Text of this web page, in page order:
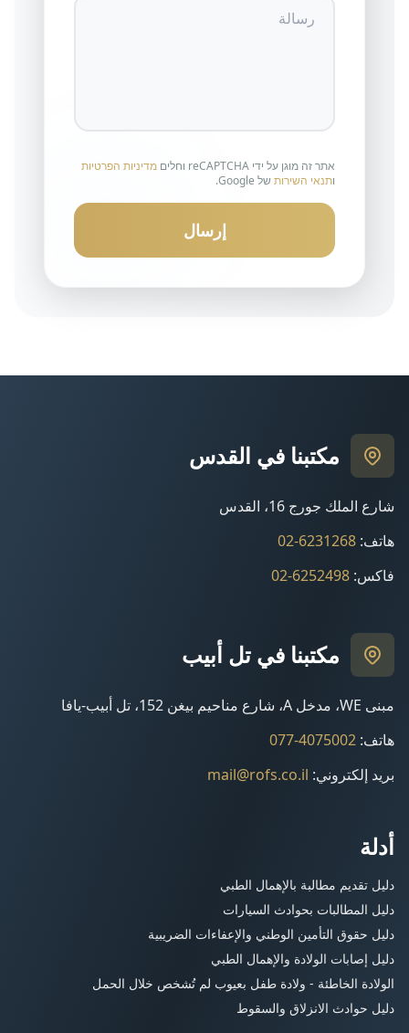
אתר זה מוגן על ידי reCAPTCHA וחלים
מדיניות הפרטיות
ותנאי השירותשל Google.
إرسال
مكتبنا في القدس
شارع الملك جورج 16، القدس
هاتف:
02-6231268
فاكس:
02-6252498
مكتبنا في تل أبيب
مبنى WE، مدخل A، شارع مناحيم بيغن 152، تل أبيب-يافا
هاتف:
077-4075002
بريد إلكتروني:
mail@rofs.co.il
أدلة
دليل تقديم مطالبة بالإهمال الطبي
دليل المطالبات بحوادث السيارات
دليل حقوق التأمين الوطني والإعفاءات الضريبية
دليل إصابات الولادة والإهمال الطبي
الولادة الخاطئة - ولادة طفل بعيوب لم تُشخص خلال الحمل
دليل حوادث الانزلاق والسقوط